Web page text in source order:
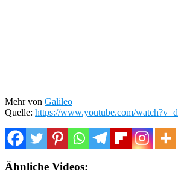
Mehr von Galileo
Quelle: https://www.youtube.com/
Ähnliche Videos: